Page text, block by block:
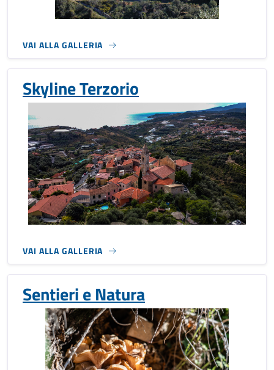
VAI ALLA GALLERIA
Skyline Terzorio
VAI ALLA GALLERIA
Sentieri e Natura